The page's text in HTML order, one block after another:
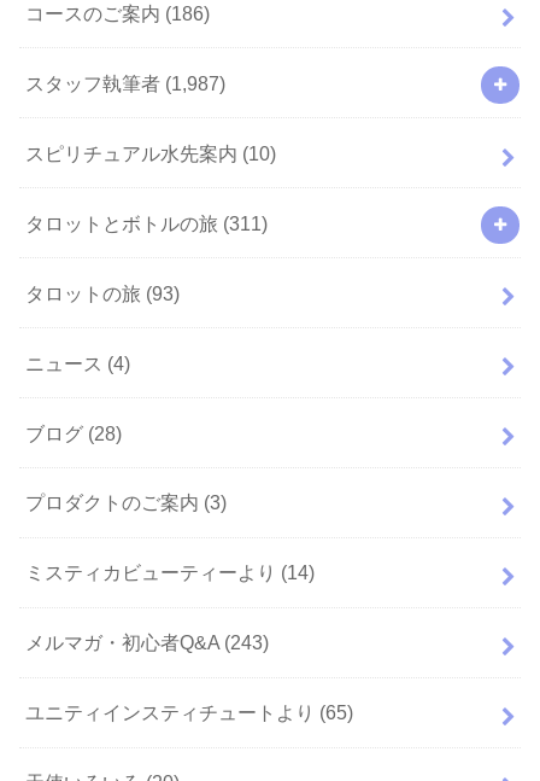
コースのご案内 (186)
スタッフ執筆者 (1,987)
スピリチュアル水先案内 (10)
タロットとボトルの旅 (311)
タロットの旅 (93)
ニュース (4)
ブログ (28)
プロダクトのご案内 (3)
ミスティカビューティーより (14)
メルマガ・初心者Q&A (243)
ユニティインスティチュートより (65)